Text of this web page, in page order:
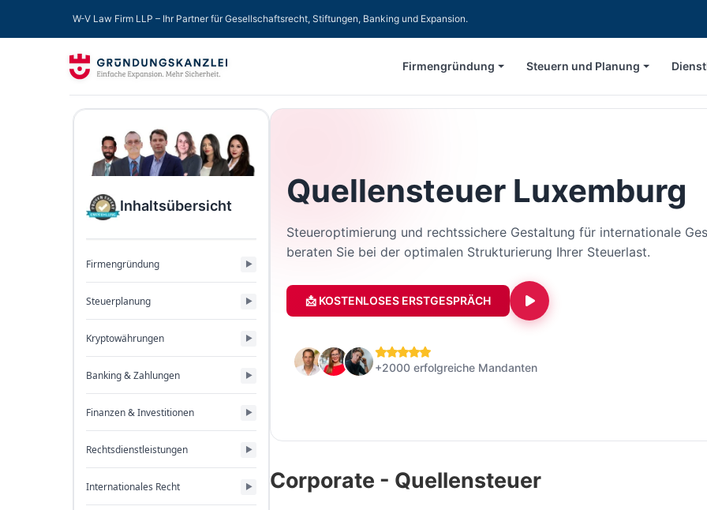
W-V Law Firm LLP – Ihr Partner für Gesellschaftsrecht, Stiftungen, Banking und Expansion.
Firmengründung Steuern und Planung
Inhaltsübersicht
Firmengründung
Steuerplanung
Kryptowährungen
Banking & Zahlungen
Finanzen & Investitionen
Rechtsdienstleistungen
Internationales Recht
Quellensteuer Luxemburg
Steueroptimierung und rechtssichere Gestaltung für internationale
beraten Sie bei der optimalen Strukturierung Ihrer Steuerlast.
📩 KOSTENLOSES ERSTGESPRÄCH
+2000 erfolgreiche Mandanten
Corporate - Quellensteuer